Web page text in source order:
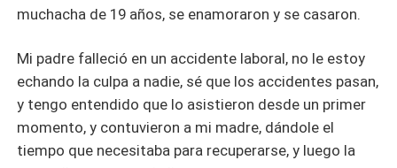
muchacha de 19 años, se enamoraron y se casaron.
Mi padre falleció en un accidente laboral, no le estoy
echando la culpa a nadie, sé que los accidentes pasan,
y tengo entendido que lo asistieron desde un primer
momento, y contuvieron a mi madre, dándole el
tiempo que necesitaba para recuperarse, y luego la